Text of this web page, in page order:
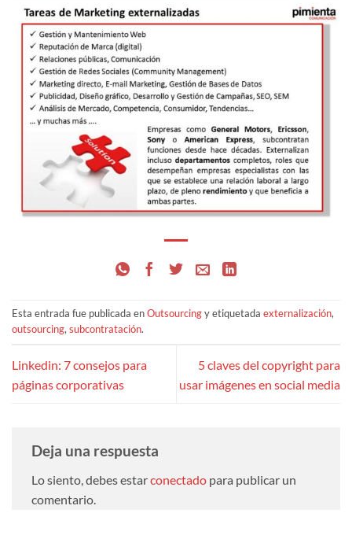
Esta entrada fue publicada enOutsourcingy etiquetada externalización,
outsourcing,subcontratación.
Linkedin: 7 consejos para
páginas corporativas
5 claves del copyright para
usar imágenes en social media
Deja una respuesta
Lo siento, debes estarconectado para publicar un
comentario.